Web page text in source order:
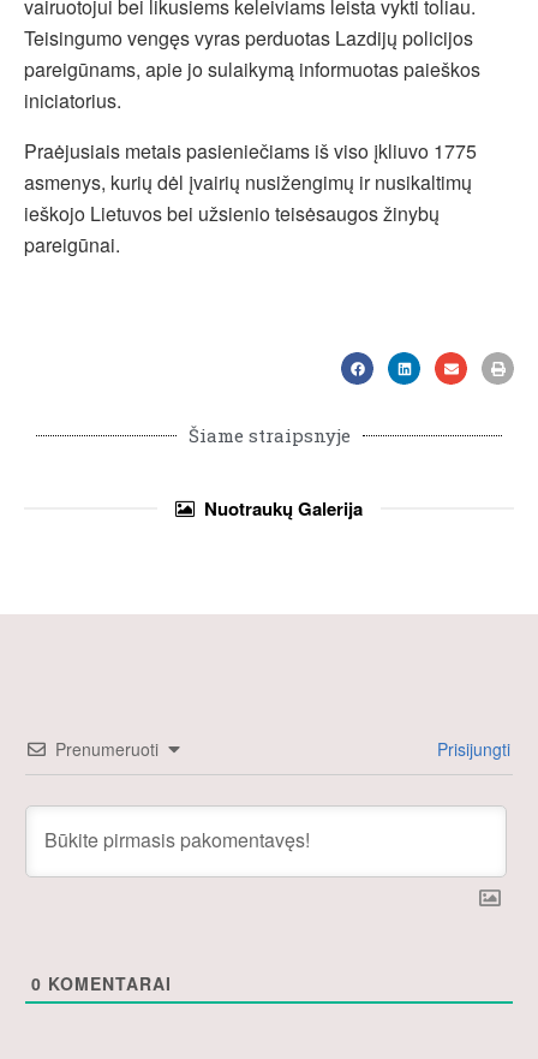
vairuotojui bei likusiems keleiviams leista vykti toliau.
Teisingumo vengęs vyras perduotas Lazdijų policijos
pareigūnams, apie jo sulaikymą informuotas paieškos
iniciatorius.
Praėjusiais metais pasieniečiams iš viso įkliuvo 1775
asmenys, kurių dėl įvairių nusižengimų ir nusikaltimų
ieškojo Lietuvos bei užsienio teisėsaugos žinybų
pareigūnai.
Šiame straipsnyje
NuotraukųGalerija
Prenumeruoti Prisijungti
0 KOMENTARAI